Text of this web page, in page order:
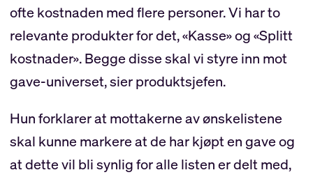
ofte kostnaden med flere personer. Vi har to
relevante produkter for det, «Kasse» og «Splitt
kostnader». Begge disse skal vi styre inn mot
gave-universet, sier produktsjefen.
Hun forklarer at mottakerne av ønskelistene
skal kunne markere at de har kjøpt en gave og
at dette vil bli synlig for alle listen er delt med,